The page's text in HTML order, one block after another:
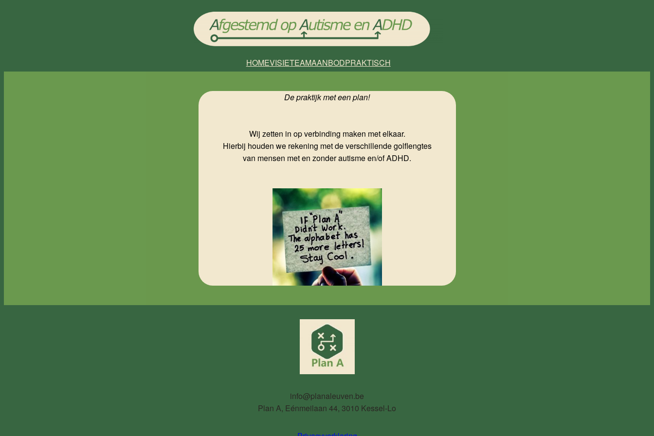
HOMEVISIETEAMAANBODPRAKTISCH
De praktijk met een plan!
Wij zetten in op verbinding maken met elkaar.
Hierbij houden we rekening met de verschillende golflengtes
van mensen met en zonder autisme en/of ADHD.
info@planaleuven.be
Plan A, Eénmeilaan 44, 3010 Kessel-Lo